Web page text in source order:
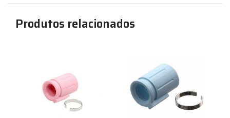
Produtos relacionados